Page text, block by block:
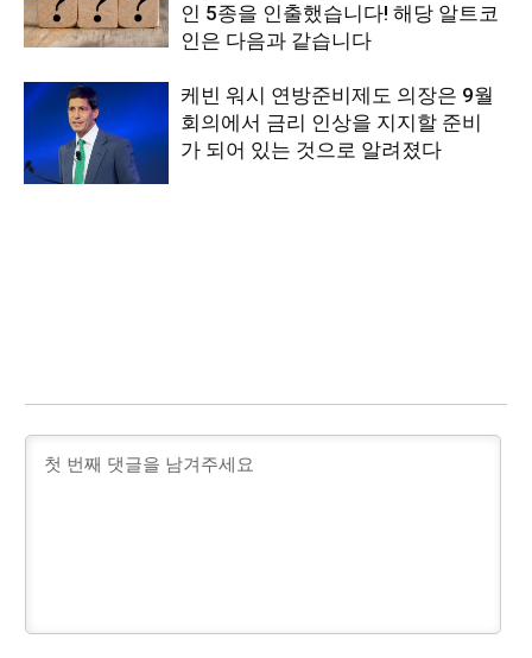
인 5종을 인출했습니다! 해당 알트코
인은 다음과 같습니다
케빈 워시 연방준비제도 의장은 9월
회의에서 금리 인상을 지지할 준비
가 되어 있는 것으로 알려졌다